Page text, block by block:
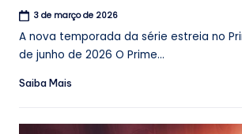
3 de março de 2026
A nova temporada da série estreia no
de junho de 2026 O Prime...
Saiba Mais